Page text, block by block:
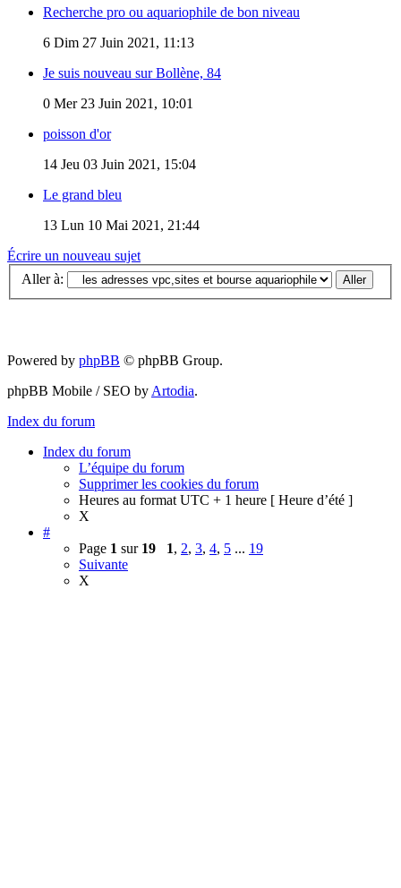
Recherche pro ou aquariophile de bon niveau
6 Dim 27 Juin 2021, 11:13
Je suis nouveau sur Bollène, 84
0 Mer 23 Juin 2021, 10:01
poisson d'or
14 Jeu 03 Juin 2021, 15:04
Le grand bleu
13 Lun 10 Mai 2021, 21:44
Écrire un nouveau sujet
Aller à:
Powered by phpBB © phpBB Group.
phpBB Mobile / SEO byArtodia.
Index du forum
Index du forum
L’équipe du forum
Supprimer les cookies du forum
Heures au format UTC + 1 heure [ Heure d’été ]
X
#
Page 1 sur 19 1, 2, 3, 4, 5 ... 19
Suivante
X